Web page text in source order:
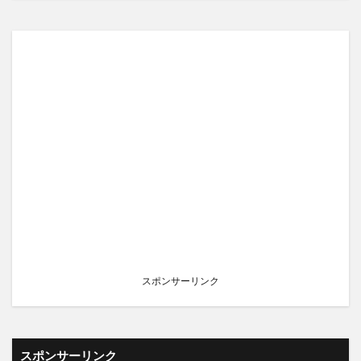
スポンサーリンク
スポンサーリンク